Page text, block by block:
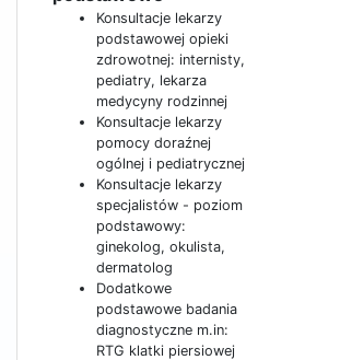
Konsultacje lekarzy
podstawowej opieki
zdrowotnej: internisty,
pediatry, lekarza
medycyny rodzinnej
Konsultacje lekarzy
pomocy doraźnej
ogólnej i pediatrycznej
Konsultacje lekarzy
specjalistów - poziom
podstawowy:
ginekolog, okulista,
dermatolog
Dodatkowe
podstawowe badania
diagnostyczne m.in:
RTG klatki piersiowej